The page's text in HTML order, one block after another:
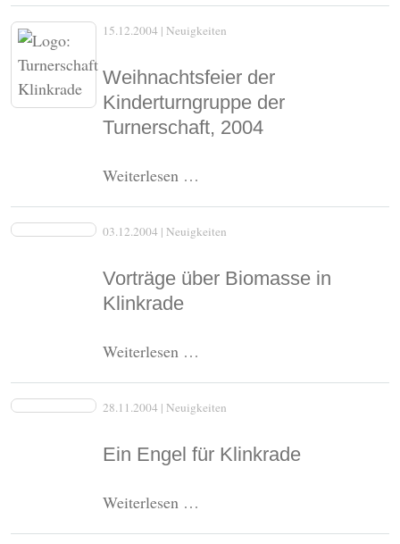
2004
15.12.2004 | Neuigkeiten
Weihnachtsfeier der
Kinderturngruppe der
Turnerschaft, 2004
Weiterlesen …
Turnerschaft,
03.12.2004 | Neuigkeiten
Vorträge über Biomasse in
Klinkrade
Weiterlesen …
Klinkrade
28.11.2004 | Neuigkeiten
Ein Engel für Klinkrade
Weiterlesen …